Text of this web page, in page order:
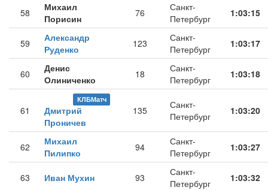
58
Михаил
Порисин
76
Санкт-
Петербург
1:03:15
59
Александр
Руденко
123
Санкт-
Петербург
1:03:17
60
Денис
Олиниченко
18
Санкт-
Петербург
1:03:18
61
КЛБМатч
Дмитрий
Проничев
135
Санкт-
Петербург
1:03:20
62
Михаил
Пилипко
94
Санкт-
Петербург
1:03:27
63 Иван Мухин 93
Санкт-
Петербург
1:03:32